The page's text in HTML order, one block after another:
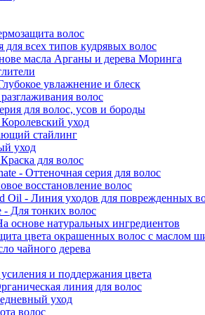
волос
всех типов кудрявых волос
масла Арганы и дерева Моринга
увлажнение и блеск
волос
для волос, усов и бороды
уход
стайлинг
уход
для волос
- Оттеночная серия для волос
восстановление волос
Oil - Линия уходов для поврежденных
Для тонких волос
основе натуральных ингредиентов
цвета окрашенных волос с маслом
чайного дерева
и поддержания цвета
линия для волос
уход
волос